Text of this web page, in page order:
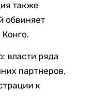
также
обвиняет
власти ряда
партнеров,
к